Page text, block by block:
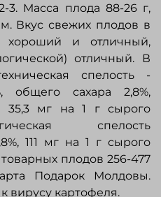
3. Масса плода 88-26 г,
Вкус свежих плодов в
хороший и отличный,
отличный. В
спелость -
общего сахара 2,8%,
35,3 мг на 1 г сырого
спелость
111 мг на 1 г сырого
плодов 256-477
Подарок Молдовы.
вирусу картофеля.